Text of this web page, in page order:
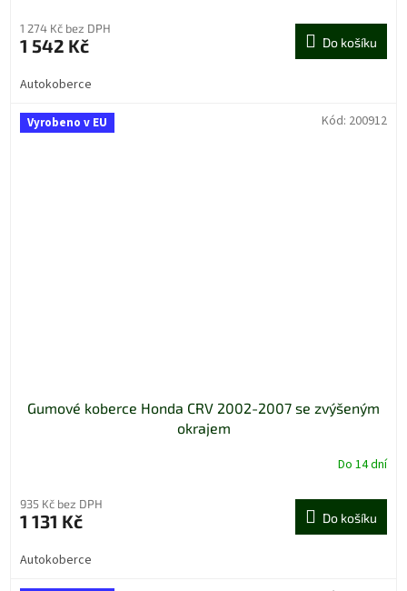
1 274 Kč bez DPH
1 542 Kč Do košíku
Autokoberce
Vyrobeno v EU
Gumové koberce Honda CRV 2002-2007 se zvýšeným
okrajem
produktu
je
z
Do 14 dní
935 Kč bez DPH
1 131 Kč Do košíku
Autokoberce
Kód: 200912